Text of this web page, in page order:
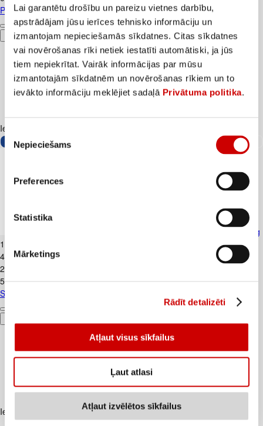
Lai garantētu drošību un pareizu vietnes darbību,
apstrādājam jūsu ierīces tehnisko informāciju un
izmantojam nepieciešamās sīkdatnes. Citas sīkdatnes
vai novērošanas rīki netiek iestatīti automātiski, ja jūs
tiem nepiekrītat. Vairāk informācijas par mūsu
izmantotajām sīkdatnēm un novērošanas rīkiem un to
ievākto informāciju meklējiet sadaļā Privātuma politika.
Piekrišanas
izvēle
Nepieciešams
Preferences
Statistika
Mārketings
Rādīt detalizēti
Atļaut visus sīkfailus
Ļaut atlasi
Atļaut izvēlētos sīkfailus
Piens TERE 2,5% 1,5L
Pievienot
Iesakām ar
Skābais krējums VALMIERA 20% 450g
1
4,42€/kg
2
5,31€/kg
Skābais krējums VALMIERA 20% 450g
Iesakām ar